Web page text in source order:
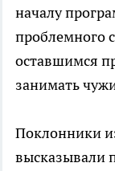
началу
проблемного
оставшимся
занимать
Поклонники
высказывали